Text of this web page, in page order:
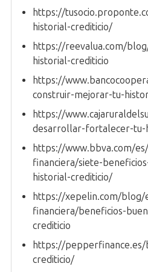
https://
historial-crediticio/
https://reevalua.com/
historial-crediticio
https://
construir-mejorar-tu-
https://
desarrollar-fortalecer-tu-
https://www.bbva.com/
financiera/siete-
historial-crediticio/
https://xepelin.com/blog/
financiera/beneficios-
crediticio
https://
crediticio/